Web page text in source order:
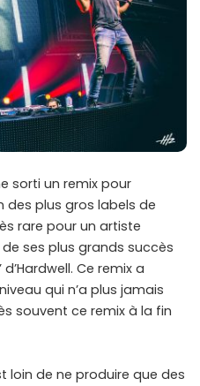
sorti un remix pour
des plus gros labels de
rare pour un artiste
de ses plus grands succès
Ce remix a
qui n’a plus jamais
souvent ce remix à la fin
loin de ne produire que des